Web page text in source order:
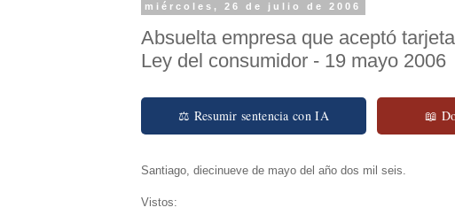
miércoles, 26 de julio de 2006
Absuelta empresa que aceptó
Ley del consumidor - 19 mayo 2006
⚖ Resumir sentencia con IA 📖
Santiago, diecinueve de mayo del año dos mil seis.
Vistos: